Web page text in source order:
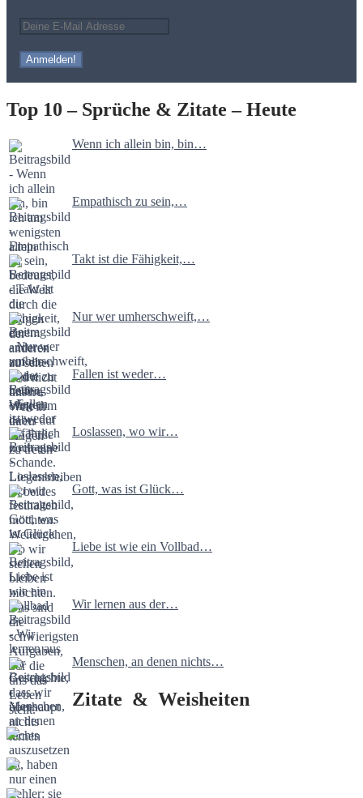
Top 10 – Sprüche & Zitate – Heute
Wenn ich allein bin, bin…
Empathisch zu sein,…
Takt ist die Fähigkeit,…
Nur wer umherschweift,…
Fallen ist weder…
Loslassen, wo wir…
Gott, was ist Glück…
Liebe ist wie ein Vollbad…
Wir lernen aus der…
Menschen, an denen nichts…
Zitate & Weisheiten